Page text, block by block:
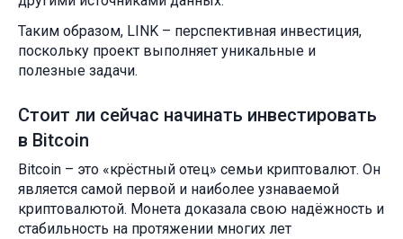
Таким образом, LINK – перспективная инвестиция,
поскольку проект выполняет уникальные и
полезные задачи.
Стоит ли сейчас начинать инвестировать
в Bitcoin
Bitcoin – это «крёстный отец» семьи криптовалют. Он
является самой первой и наиболее узнаваемой
криптовалютой. Монета доказала свою надёжность и
стабильность на протяжении многих лет